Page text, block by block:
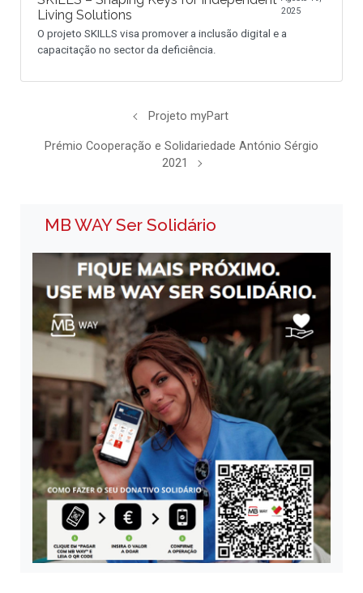
Living Solutions
2025
O projeto SKILLS visa promover a inclusão digital e a
capacitação no sector da deficiência.
Projeto myPart
Prémio Cooperação e Solidariedade António Sérgio
2021
MB WAY Ser Solidário